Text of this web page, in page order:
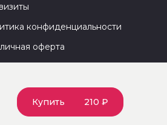
Купить 210 ₽
конфиденциальности
оферта